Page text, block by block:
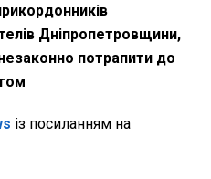
Дніпропетровщини,
потрапити до
із посиланням на